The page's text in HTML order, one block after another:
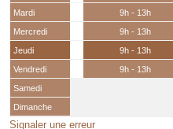
Mardi
9h - 13h
Mercredi
9h - 13h
Jeudi
9h - 13h
Vendredi
9h - 13h
Samedi
Dimanche
Signaler une erreur